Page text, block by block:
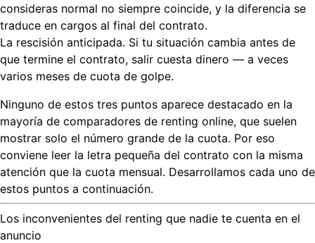
consideras normal no siempre coincide, y la diferencia se
traduce en cargos al final del contrato.
La rescisión anticipada. Si tu situación cambia antes de
que termine el contrato, salir cuesta dinero — a veces
varios meses de cuota de golpe.
Ninguno de estos tres puntos aparece destacado en la
mayoría de comparadores de renting online, que suelen
mostrar solo el número grande de la cuota. Por eso
conviene leer la letra pequeña del contrato con la misma
atención que la cuota mensual. Desarrollamos cada uno de
estos puntos a continuación.
Los inconvenientes del renting que nadie te cuenta en el
anuncio